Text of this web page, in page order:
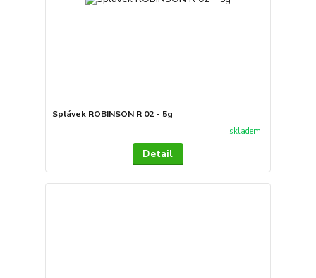
Splávek ROBINSON R 02 - 5g
skladem
Detail